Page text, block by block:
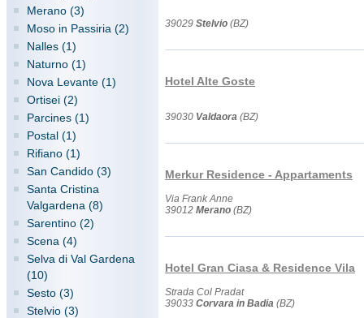
Merano (3)
Moso in Passiria (2)
Nalles (1)
Naturno (1)
Nova Levante (1)
Ortisei (2)
Parcines (1)
Postal (1)
Rifiano (1)
San Candido (3)
Santa Cristina
Valgardena (8)
Sarentino (2)
Scena (4)
Selva di Val Gardena
(10)
Sesto (3)
Stelvio (3)
39029 Stelvio (BZ)
Hotel Alte Goste
39030 Valdaora (BZ)
Merkur Residence - Appartaments
Via Frank Anne
39012 Merano (BZ)
Hotel Gran Ciasa & Residence Vila
Strada Col Pradat
39033 Corvara in Badia (BZ)